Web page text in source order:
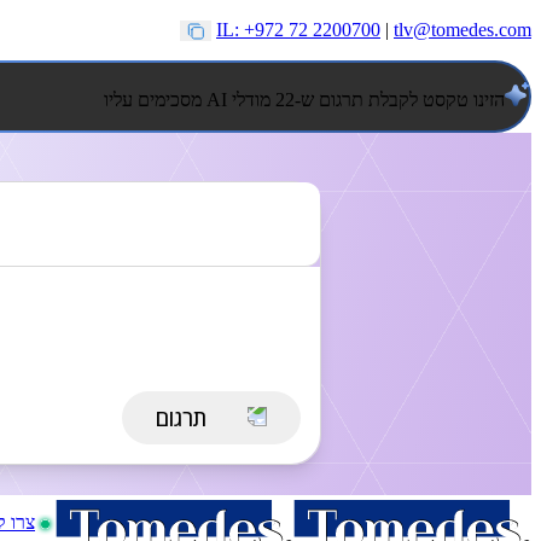
IL: +972 72 2200700 | tlv@tomedes.com
הזינו טקסט לקבלת תרגום ש-22 מודלי AI מסכימים עליו
צרו